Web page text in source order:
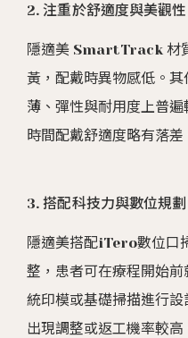
2. 注重於舒適度與美觀性
隱適美 SmartTrack 材
黃，配戴時異物感低。
薄、彈性與耐用度上普
時間配戴舒適度略有落差
3. 搭配科技力與數位規劃
隱適美搭配iTero數位口
整，患者可在療程開始
統印模或基礎掃描進行設
出現調整或返工機率較高